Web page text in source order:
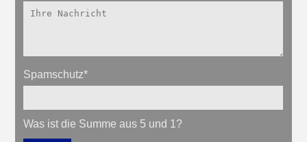
Spamschutz*
Was ist die Summe aus 5 und 1?